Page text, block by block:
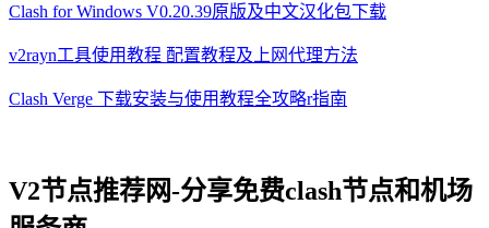
Clash for Windows V0.20.39原版及中文汉化包下载
v2rayn工具使用教程 配置教程及上网代理方法
Clash Verge 下载安装与使用教程全攻略r指南
V2节点推荐网-分享免费clash节点和机场